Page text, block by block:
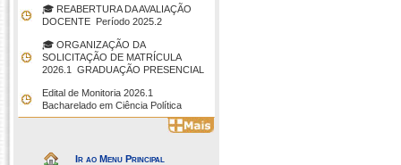
🎓 REABERTURA DA AVALIAÇÃO
DOCENTE  Período 2025.2
🎓 ORGANIZAÇÃO DA
SOLICITAÇÃO DE MATRÍCULA
2026.1  GRADUAÇÃO PRESENCIAL
Edital de Monitoria 2026.1 
Bacharelado em Ciência Política
Ir ao Menu Principal